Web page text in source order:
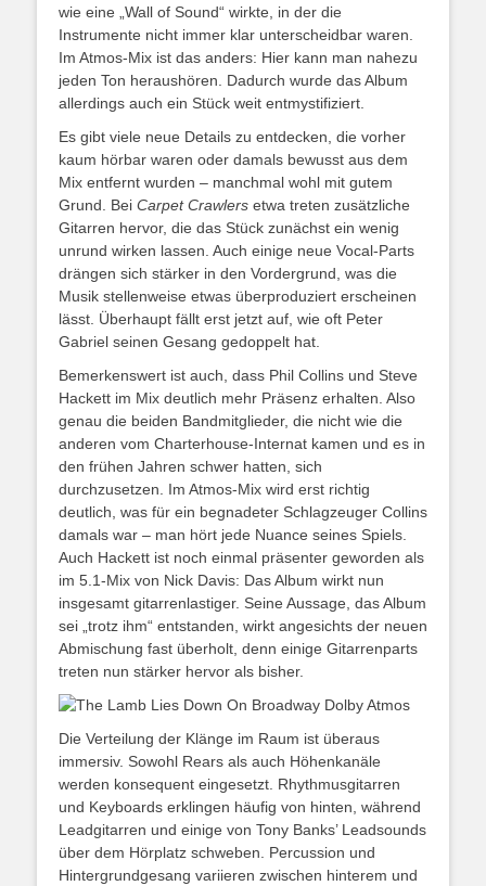
wie eine „Wall of Sound“ wirkte, in der die
Instrumente nicht immer klar unterscheidbar waren.
Im Atmos-Mix ist das anders: Hier kann man nahezu
jeden Ton heraushören. Dadurch wurde das Album
allerdings auch ein Stück weit entmystifiziert.
Es gibt viele neue Details zu entdecken, die vorher
kaum hörbar waren oder damals bewusst aus dem
Mix entfernt wurden – manchmal wohl mit gutem
Grund. Bei Carpet Crawlers etwa treten zusätzliche
Gitarren hervor, die das Stück zunächst ein wenig
unrund wirken lassen. Auch einige neue Vocal-Parts
drängen sich stärker in den Vordergrund, was die
Musik stellenweise etwas überproduziert erscheinen
lässt. Überhaupt fällt erst jetzt auf, wie oft Peter
Gabriel seinen Gesang gedoppelt hat.
Bemerkenswert ist auch, dass Phil Collins und Steve
Hackett im Mix deutlich mehr Präsenz erhalten. Also
genau die beiden Bandmitglieder, die nicht wie die
anderen vom Charterhouse-Internat kamen und es in
den frühen Jahren schwer hatten, sich
durchzusetzen. Im Atmos-Mix wird erst richtig
deutlich, was für ein begnadeter Schlagzeuger Collins
damals war – man hört jede Nuance seines Spiels.
Auch Hackett ist noch einmal präsenter geworden als
im 5.1-Mix von Nick Davis: Das Album wirkt nun
insgesamt gitarrenlastiger. Seine Aussage, das Album
sei „trotz ihm“ entstanden, wirkt angesichts der neuen
Abmischung fast überholt, denn einige Gitarrenparts
treten nun stärker hervor als bisher.
Die Verteilung der Klänge im Raum ist überaus
immersiv. Sowohl Rears als auch Höhenkanäle
werden konsequent eingesetzt. Rhythmusgitarren
und Keyboards erklingen häufig von hinten, während
Leadgitarren und einige von Tony Banks’ Leadsounds
über dem Hörplatz schweben. Percussion und
Hintergrundgesang variieren zwischen hinterem und